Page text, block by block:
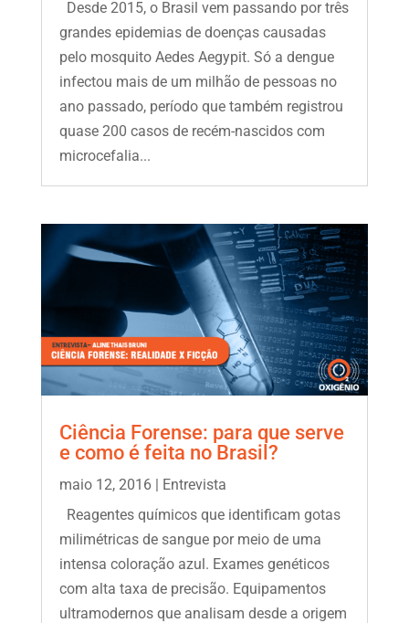
Desde 2015, o Brasil vem passando por três
grandes epidemias de doenças causadas
pelo mosquito Aedes Aegypit. Só a dengue
infectou mais de um milhão de pessoas no
ano passado, período que também registrou
quase 200 casos de recém-nascidos com
microcefalia...
Ciência Forense: para que serve
e como é feita no Brasil?
maio 12, 2016| Entrevista
Reagentes químicos que identificam gotas
milimétricas de sangue por meio de uma
intensa coloração azul. Exames genéticos
com alta taxa de precisão. Equipamentos
ultramodernos que analisam desde a origem